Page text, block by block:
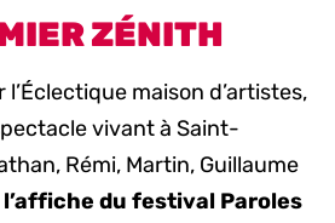
ZÉNITH
maison d’artistes,
vivant à Saint-
Rémi, Martin, Guillaume
l’affiche du festival Paroles